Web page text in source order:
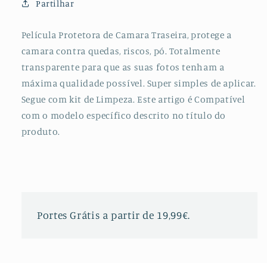
para
X2
X2
Partilhar
Película Protetora de Camara Traseira, protege a
camara contra quedas, riscos, pó. Totalmente
transparente para que as suas fotos tenham a
máxima qualidade possível. Super simples de aplicar.
Segue com kit de Limpeza. Este artigo é Compatível
com o modelo específico descrito no título do
produto.
Portes Grátis a partir de 19,99€.